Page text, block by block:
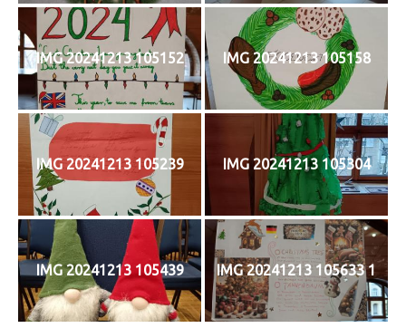
IMG 20241213 105152 IMG 20241213 105158
IMG 20241213 105239 IMG 20241213 105304
IMG 20241213 105439 IMG 20241213 105633 1